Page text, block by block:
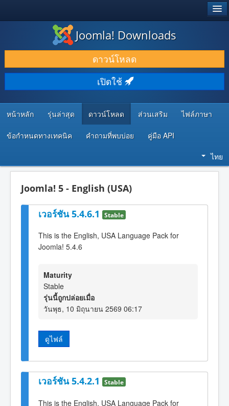
ดาวน์โหลด & ส่วนเสริม
ค้นคว้า & เรียนรู้
ชุมชน & สนับสนุน
ทรัพยากรสำหรับนักพัฒนา
Joomla! Downloads
ดาวน์โหลด
เปิดใช้
หน้าหลัก รุ่นล่าสุด ดาวน์โหลด ส่วนเสริม ไฟล์ภาษา
ข้อกำหนดทางเทคนิค คำถามที่พบบ่อย คู่มือ API
ไทย
Joomla! 5 - English (USA)
เวอร์ชัน 5.4.6.1 Stable
This is the English, USA Language Pack for
Joomla! 5.4.6
Maturity
Stable
รุ่นนี้ถูกปล่อยเมื่อ
วันพุธ, 10 มิถุนายน 2569 06:17
ดูไฟล์
เวอร์ชัน 5.4.2.1 Stable
This is the English, USA Language Pack for